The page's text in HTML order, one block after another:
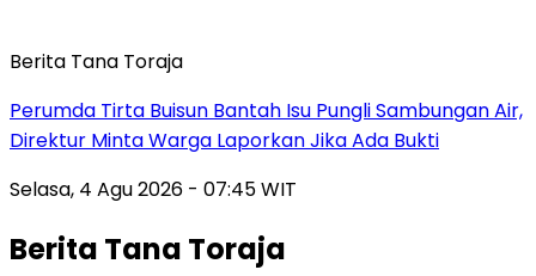
Berita Tana Toraja
Perumda Tirta Buisun Bantah Isu Pungli Sambungan Air,
Direktur Minta Warga Laporkan Jika Ada Bukti
Selasa, 4 Agu 2026 - 07:45 WIT
Berita Tana Toraja